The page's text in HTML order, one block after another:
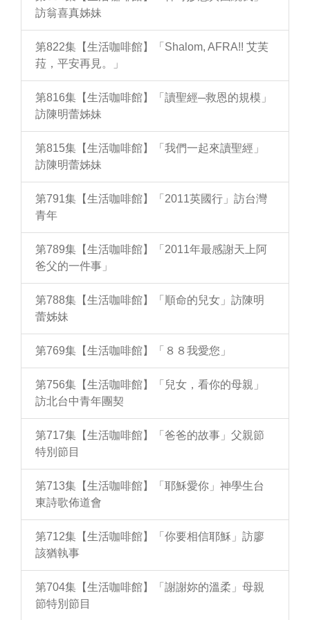
訪翁喜真姊妹
第822集【生活咖啡館】「Shalom, AFRA!! 艾芙
菈，平安再見。」
第816集【生活咖啡館】「讀聖經─救恩的規模」
訪陳明蕾姊妹
第815集【生活咖啡館】「我們一起來讀聖經」
訪陳明蕾姊妹
第791集【生活咖啡館】「2011英國行」訪台灣
青年
第789集【生活咖啡館】「2011年最感謝天上阿
爸父的一件事」
第788集【生活咖啡館】「順命的兒女」訪陳明
蕾姊妹
第769集【生活咖啡館】「８８我愛您」
第756集【生活咖啡館】「兒女，看你的母親」
訪北台中青年團契
第717集【生活咖啡館】「爸爸的故事」父親節
特別節目
第713集【生活咖啡館】「耶穌愛你」神學生台
東詩歌佈道會
第712集【生活咖啡館】「你要相信耶穌」訪廖
該猶執事
第704集【生活咖啡館】「謝謝妳的溫柔」母親
節特別節目